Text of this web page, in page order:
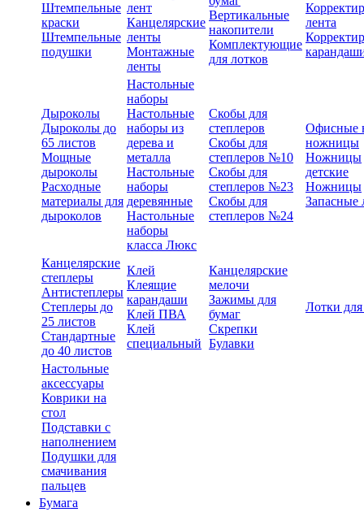
Штемпельные
краски
Штемпельные
подушки
лент
Канцелярские
ленты
Монтажные
ленты
Вертикальные
накопители
Комплектующие
для лотков
лента
Дыроколы
Дыроколы до
65 листов
Мощные
дыроколы
Расходные
материалы для
дыроколов
Настольные
наборы
Настольные
наборы из
дерева и
металла
Настольные
наборы
деревянные
Настольные
наборы
класса Люкс
Скобы для
степлеров
Скобы для
степлеров №10
Скобы для
степлеров №23
Скобы для
степлеров №24
Офисные
ножницы
Ножницы
детские
Ножницы
Запасные
Канцелярские
степлеры
Антистеплеры
Степлеры до
25 листов
Стандартные
до 40 листов
Клей
Клеящие
карандаши
Клей ПВА
Клей
специальный
Канцелярские
мелочи
Зажимы для
бумаг
Скрепки
Булавки
Лотки
Настольные
аксессуары
Коврики на
стол
Подставки с
наполнением
Подушки для
смачивания
пальцев
Бумага